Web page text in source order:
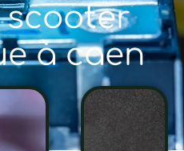
à caen